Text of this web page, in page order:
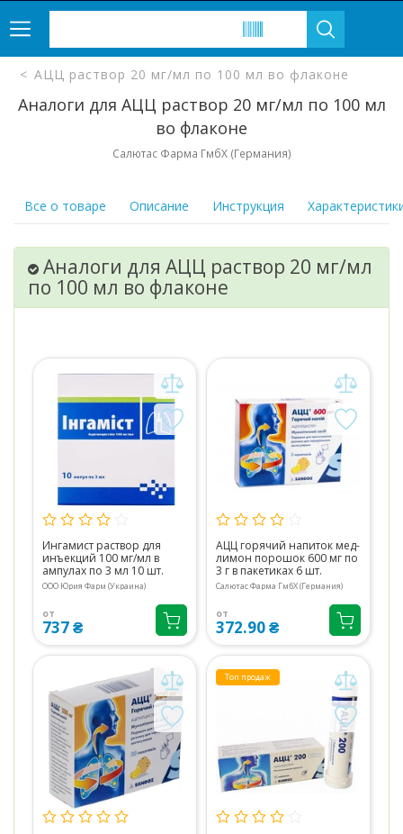
АЦЦ раствор 20 мг/мл по 100 мл во флаконе
Аналоги для АЦЦ раствор 20 мг/мл по 100 мл
во флаконе
Салютас Фарма ГмбХ (Германия)
Все о товаре Описание Инструкция
Аналоги для АЦЦ раствор 20 мг/мл
по 100 мл во флаконе
Ингамист раствор для
инъекций 100 мг/мл в
ампулах по 3 мл 10 шт.
ООО Юрия Фарм (Украина)
от
737 ₴
АЦЦ горячий напиток мед-
лимон порошок 600 мг по
3 г в пакетиках 6 шт.
Салютас Фарма ГмбХ (Германия)
от
372.90 ₴
Топ продаж